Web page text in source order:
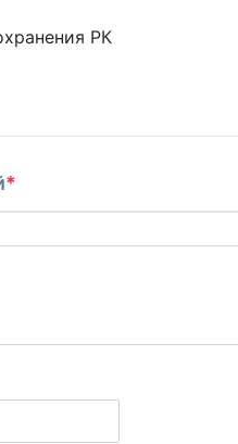
РК
*